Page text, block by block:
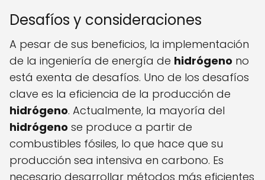
Desafíos y consideraciones
A pesar de sus beneficios, la implementación
de la ingeniería de energía de hidrógeno no
está exenta de desafíos. Uno de los desafíos
clave es la eficiencia de la producción de
hidrógeno. Actualmente, la mayoría del
hidrógeno se produce a partir de
combustibles fósiles, lo que hace que su
producción sea intensiva en carbono. Es
necesario desarrollar métodos más eficientes